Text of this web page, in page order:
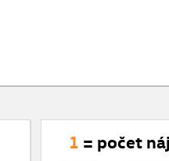
1 = počet